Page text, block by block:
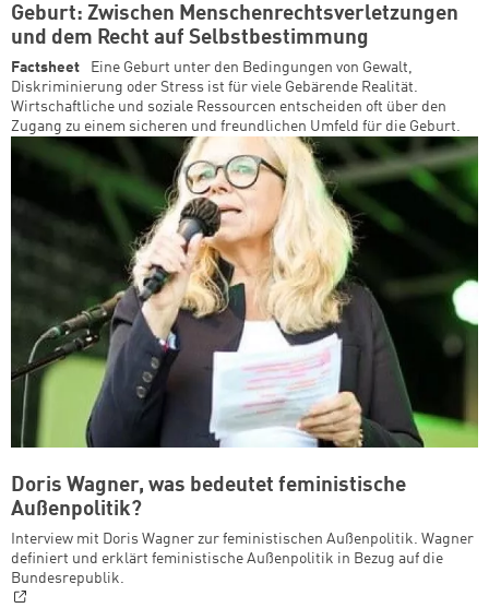
Geburt: Zwischen Menschenrechtsverletzungen
und dem Recht auf Selbstbestimmung
Factsheet
Eine Geburt unter den Bedingungen von Gewalt,
Diskriminierung oder Stress ist für viele Gebärende Realität.
Wirtschaftliche und soziale Ressourcen entscheiden oft über den
Zugang zu einem sicheren und freundlichen Umfeld für die Geburt.
Doris Wagner, was bedeutet feministische
Außenpolitik?
Interview mit Doris Wagner zur feministischen Außenpolitik. Wagner
definiert und erklärt feministische Außenpolitik in Bezug auf die
Bundesrepublik.